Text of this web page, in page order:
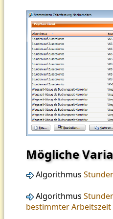
Mögliche
Algorithmus
Algorithmus
bestimmter Arbeitszeit